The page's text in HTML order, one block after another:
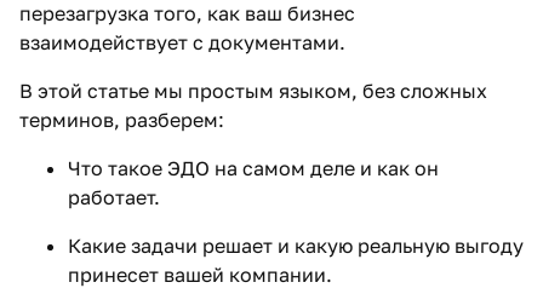
перезагрузка того, как ваш бизнес
взаимодействует с документами.
В этой статье мы простым языком, без сложных
терминов, разберем:
Что такое ЭДО на самом деле и как он
работает.
Какие задачи решает и какую реальную выгоду
принесет вашей компании.